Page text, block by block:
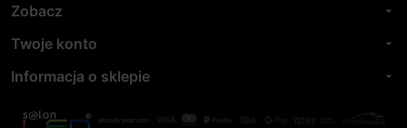
Zobacz arrow_drop_down
Twoje konto arrow_drop_down
Informacja o sklepie arrow_drop_down